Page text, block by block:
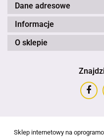
Dane adresowe
Informacje
O sklepie
Sklep internetowy na